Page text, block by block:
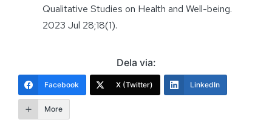
Qualitative Studies on Health and Well-being.
2023 Jul 28;18(1).
Dela via:
Facebook X (Twitter) LinkedIn
More